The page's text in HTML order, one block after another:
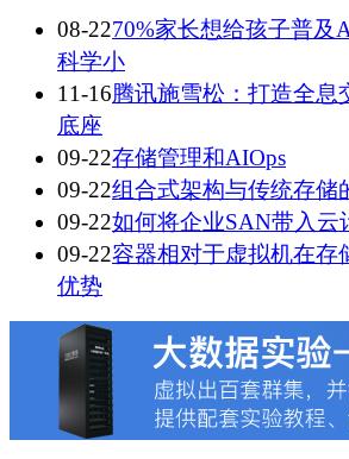
08-2270%家长想给孩子普及
科学小
11-16腾讯施雪松：打造全息
底座
09-22存储管理和AIOps
09-22组合式架构与传统存储
09-22如何将企业SAN带入云
09-22容器相对于虚拟机在存
优势